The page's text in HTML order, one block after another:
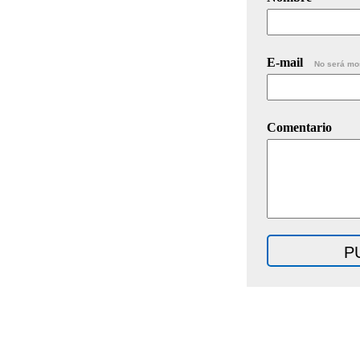
E-mail No será
Comentario